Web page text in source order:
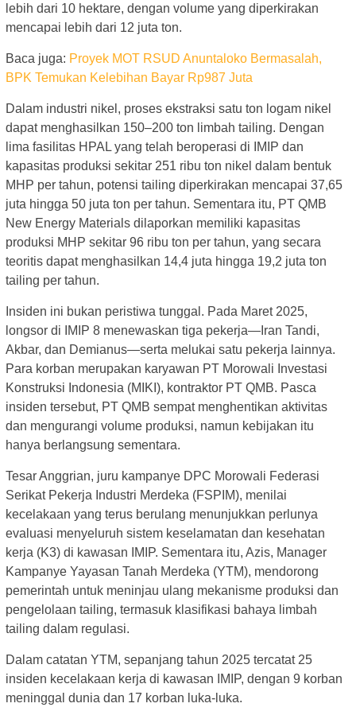
lebih dari 10 hektare, dengan volume yang diperkirakan
mencapai lebih dari 12 juta ton.
Baca juga: Proyek MOT RSUD Anuntaloko Bermasalah,
BPK Temukan Kelebihan Bayar Rp987 Juta
Dalam industri nikel, proses ekstraksi satu ton logam nikel
dapat menghasilkan 150–200 ton limbah tailing. Dengan
lima fasilitas HPAL yang telah beroperasi di IMIP dan
kapasitas produksi sekitar 251 ribu ton nikel dalam bentuk
MHP per tahun, potensi tailing diperkirakan mencapai 37,65
juta hingga 50 juta ton per tahun. Sementara itu, PT QMB
New Energy Materials dilaporkan memiliki kapasitas
produksi MHP sekitar 96 ribu ton per tahun, yang secara
teoritis dapat menghasilkan 14,4 juta hingga 19,2 juta ton
tailing per tahun.
Insiden ini bukan peristiwa tunggal. Pada Maret 2025,
longsor di IMIP 8 menewaskan tiga pekerja—Iran Tandi,
Akbar, dan Demianus—serta melukai satu pekerja lainnya.
Para korban merupakan karyawan PT Morowali Investasi
Konstruksi Indonesia (MIKI), kontraktor PT QMB. Pasca
insiden tersebut, PT QMB sempat menghentikan aktivitas
dan mengurangi volume produksi, namun kebijakan itu
hanya berlangsung sementara.
Tesar Anggrian, juru kampanye DPC Morowali Federasi
Serikat Pekerja Industri Merdeka (FSPIM), menilai
kecelakaan yang terus berulang menunjukkan perlunya
evaluasi menyeluruh sistem keselamatan dan kesehatan
kerja (K3) di kawasan IMIP. Sementara itu, Azis, Manager
Kampanye Yayasan Tanah Merdeka (YTM), mendorong
pemerintah untuk meninjau ulang mekanisme produksi dan
pengelolaan tailing, termasuk klasifikasi bahaya limbah
tailing dalam regulasi.
Dalam catatan YTM, sepanjang tahun 2025 tercatat 25
insiden kecelakaan kerja di kawasan IMIP, dengan 9 korban
meninggal dunia dan 17 korban luka-luka.